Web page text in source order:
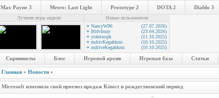
Max Payne 3 Metro: Last Light Prototype 2 DOTA 2 Diablo 3
Лучшие игры недели
Новые пользователи
NancyW96
(27.07.2026)
BbfvIrozy
(23.04.2026)
ytaletxopk
(11.10.2025)
mdrivKegabkrni
(10.10.2025)
mdriveKegabkrni
(10.10.2025)
Скриншоты Блог Игровой архив Игровая база Статьи
Главная » Новости »
Microsoft изменила свой прогноз продаж Kinect в рождественский период